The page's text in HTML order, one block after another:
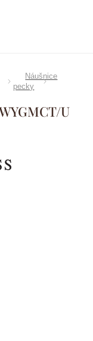
Náušnice
pecky
U